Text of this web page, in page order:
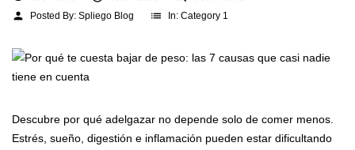
person Posted By: Spliego Blog list In: Category 1
Descubre por qué adelgazar no depende solo de comer menos.
Estrés, sueño, digestión e inflamación pueden estar dificultando